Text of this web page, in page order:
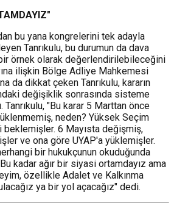
bu yana kongrelerini tek adayla
Tanrıkulu, bu durumun da dava
örnek olarak değerlendirilebileceğini
ilişkin Bölge Adliye Mahkemesi
da dikkat çeken Tanrıkulu, kararın
değişiklik sonrasında sisteme
"Bu karar 5 Marttan önce
neden? Yüksek Seçim
beklemişler. 6 Mayısta değişmiş,
ve ona göre UYAP'a yüklemişler.
bir hukukçunun okuduğunda
kadar ağır bir siyasi ortamdayız ama
özellikle Adalet ve Kalkınma
ya bir yol açacağız" dedi.